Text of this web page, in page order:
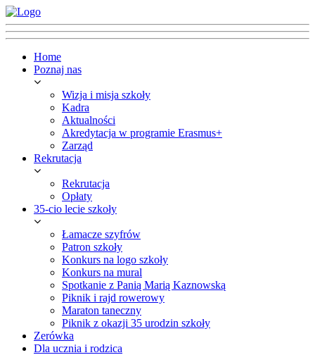
Home
Poznaj nas
Wizja i misja szkoły
Kadra
Aktualności
Akredytacja w programie Erasmus+
Zarząd
Rekrutacja
Rekrutacja
Opłaty
35-cio lecie szkoły
Łamacze szyfrów
Patron szkoły
Konkurs na logo szkoły
Konkurs na mural
Spotkanie z Panią Marią Kaznowską
Piknik i rajd rowerowy
Maraton taneczny
Piknik z okazji 35 urodzin szkoły
Zerówka
Dla ucznia i rodzica